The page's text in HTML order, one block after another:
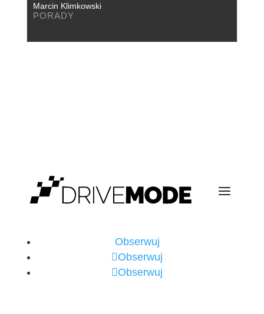
Marcin Klimkowski
PORADY
Obserwuj
Obserwuj
Obserwuj